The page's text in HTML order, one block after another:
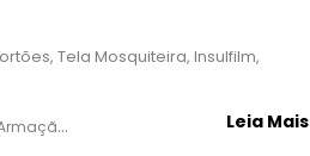
Tela Mosquiteira, Insulfilm,
Búzios Leia Mais